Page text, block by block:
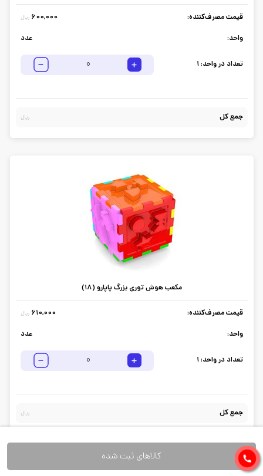
قیمت مصرف‌کننده: 600,000 ریال
واحد: عدد
تعداد در واحد:1
جمع کل ریال
مکعب هوش توری بزرگ پاپارو (18)
قیمت مصرف‌کننده: 610,000 ریال
واحد: عدد
تعداد در واحد:1
جمع کل ریال
کالاهای ثبت شده